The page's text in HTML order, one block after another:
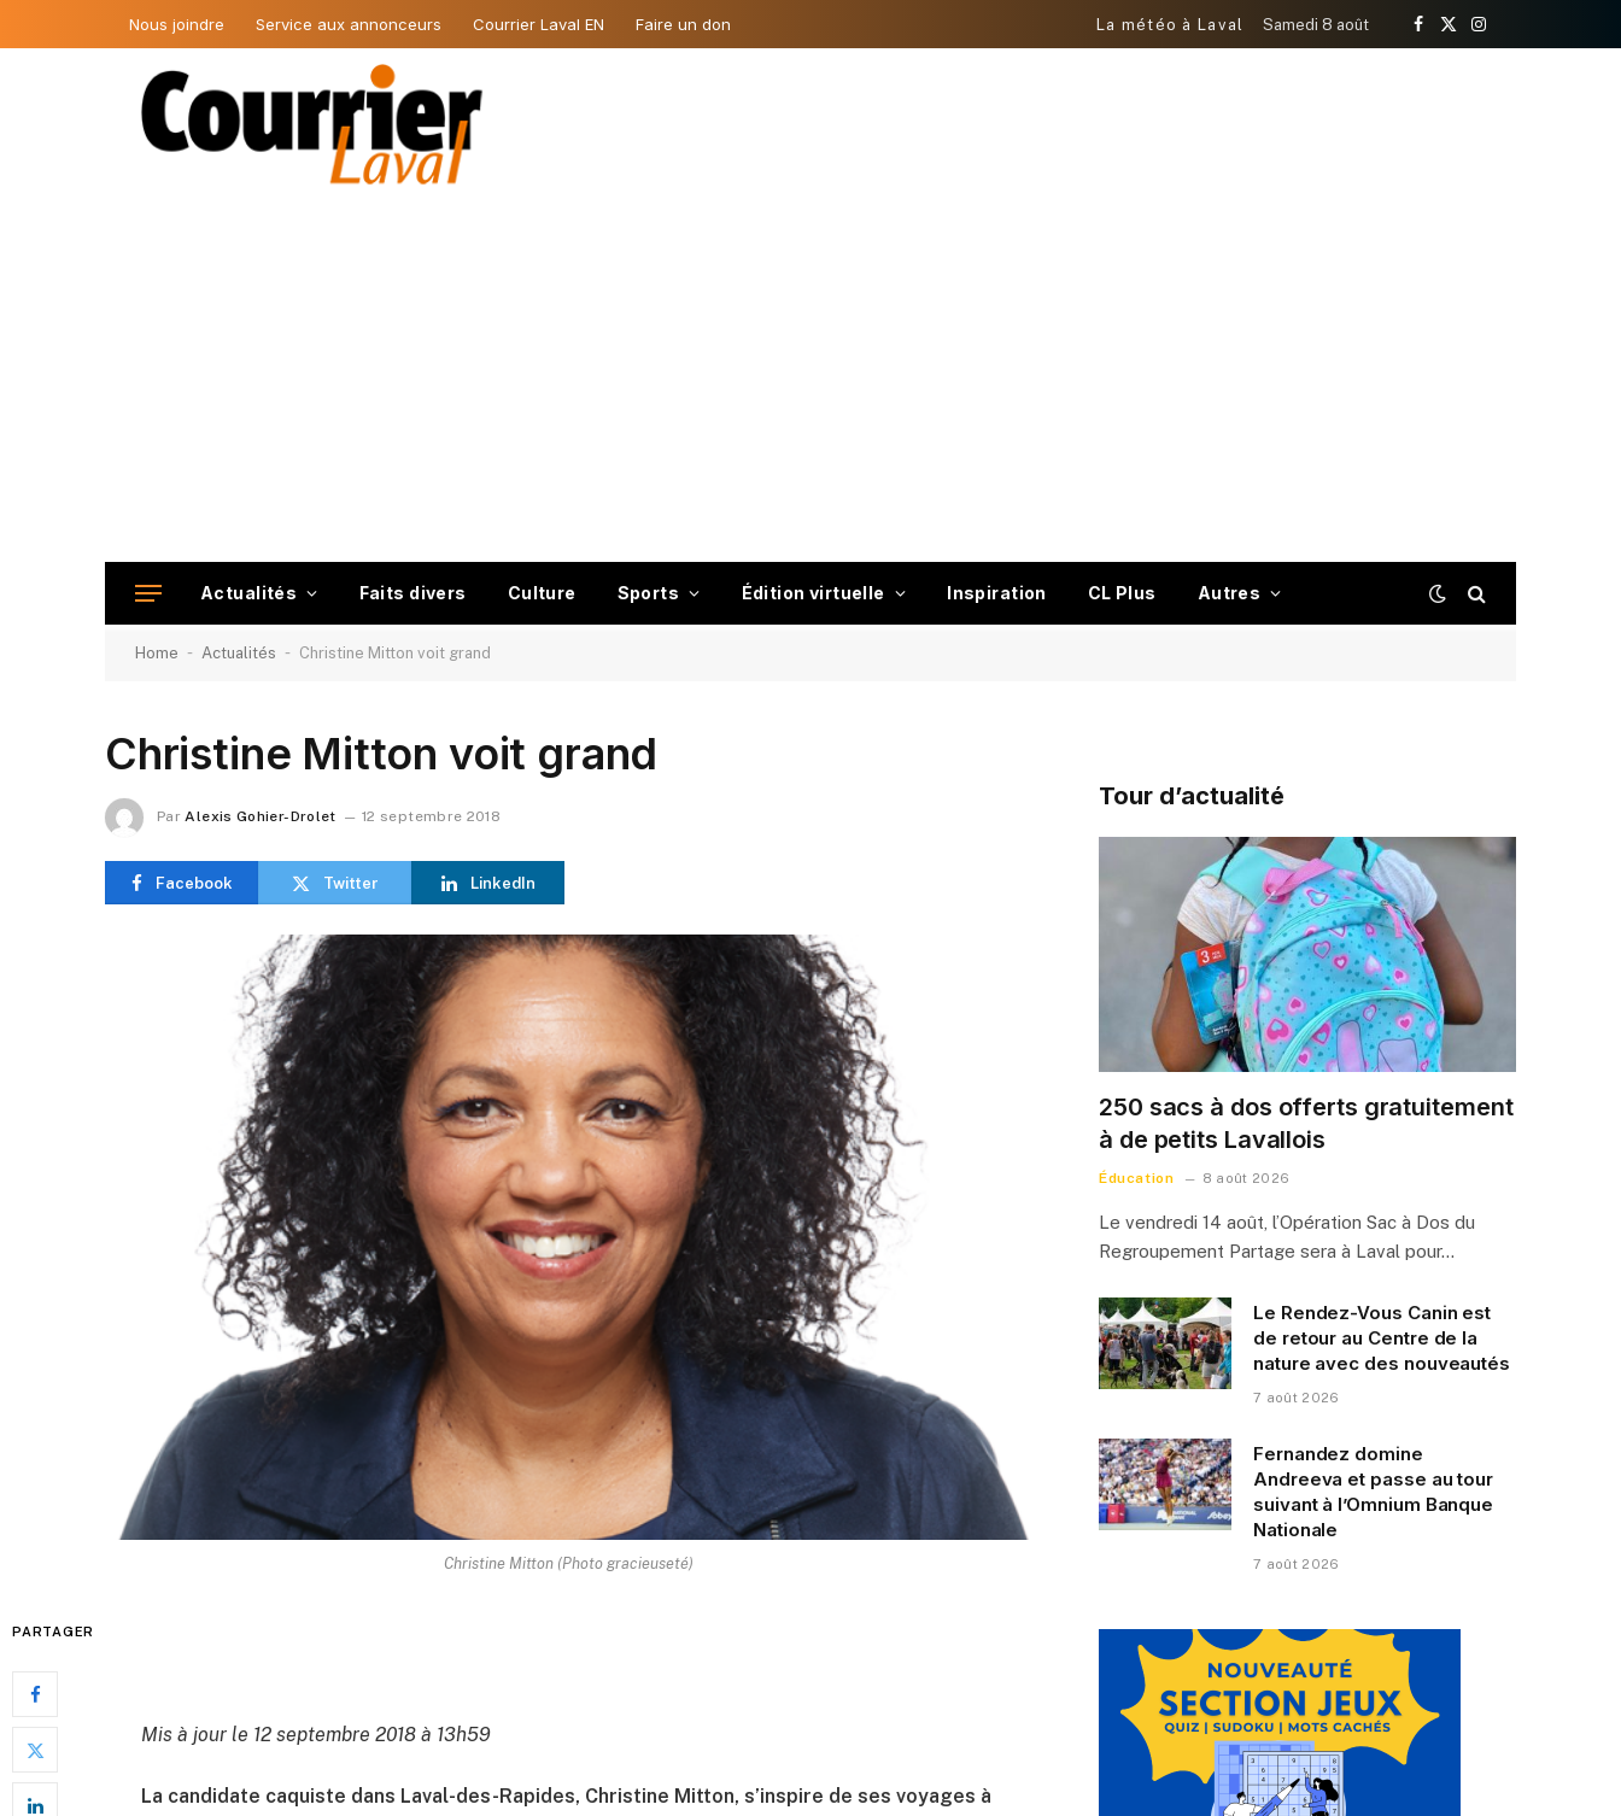
Nous joindre Service aux annonceurs Courrier Laval EN Faire un don La météo à Laval Samedi 8 août
Facebook
X
Instagram
Actualités Faits divers Culture Sports Édition virtuelle Inspiration CL Plus Autres
Home - Actualités - Christine Mitton voit grand
Christine Mitton voit grand
Par Alexis Gohier-Drolet 12 septembre 2018
Facebook Twitter LinkedIn
Christine Mitton (Photo gracieuseté)
PARTAGER
Mis à jour le 12 septembre 2018 à 13h59
La candidate caquiste dans Laval-des-Rapides, Christine Mitton, s’inspire de ses voyages à
Tour d’actualité
250 sacs à dos offerts gratuitement
à de petits Lavallois
Éducation 8 août 2026
Le vendredi 14 août, l’Opération Sac à Dos du
Regroupement Partage sera à Laval pour…
Le Rendez-Vous Canin est
de retour au Centre de la
nature avec des nouveautés
7 août 2026
Fernandez domine
Andreeva et passe au tour
suivant à l’Omnium Banque
Nationale
7 août 2026